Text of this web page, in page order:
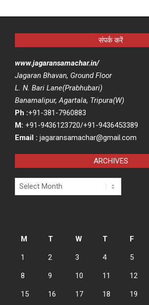
संपर्क करें
www.jagaransamachar.in/
Jagaran Bhavan, Ground Floor
L. N. Bari Lane(Prabhubari)
Banamalipur, Agartala, Tripura(W)
Ph :+91-381-7960883
M: +91-9436123720/+91-9436453389
Email : jagaransamachar@gmail.com
ARCHIVES
Archives
M
T W T F
1 2 3 4 5
8 9 10 11 12
15 16 17 18 19